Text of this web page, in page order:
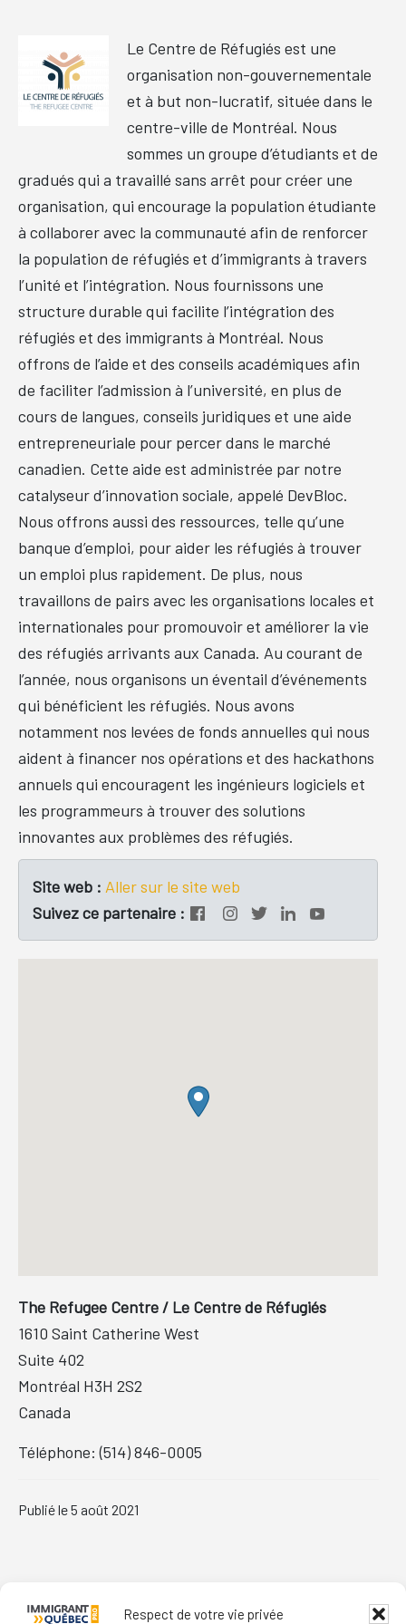
Respect de votre vie privée
Le Centre de Réfugiés est une
organisation non-gouvernementale
et à but non-lucratif, située dans le
centre-ville de Montréal. Nous
sommes un groupe d’étudiants et de
gradués qui a travaillé sans arrêt pour créer une
organisation, qui encourage la population étudiante
à collaborer avec la communauté afin de renforcer
la population de réfugiés et d’immigrants à travers
l’unité et l’intégration. Nous fournissons une
structure durable qui facilite l’intégration des
réfugiés et des immigrants à Montréal. Nous
offrons de l’aide et des conseils académiques afin
de faciliter l’admission à l’université, en plus de
cours de langues, conseils juridiques et une aide
entrepreneuriale pour percer dans le marché
canadien. Cette aide est administrée par notre
catalyseur d’innovation sociale, appelé DevBloc.
Nous offrons aussi des ressources, telle qu’une
banque d’emploi, pour aider les réfugiés à trouver
un emploi plus rapidement. De plus, nous
travaillons de pairs avec les organisations locales et
internationales pour promouvoir et améliorer la vie
des réfugiés arrivants aux Canada. Au courant de
l’année, nous organisons un éventail d’événements
qui bénéficient les réfugiés. Nous avons
notamment nos levées de fonds annuelles qui nous
aident à financer nos opérations et des hackathons
annuels qui encouragent les ingénieurs logiciels et
les programmeurs à trouver des solutions
innovantes aux problèmes des réfugiés.
Site web : Aller sur le site web
Suivez ce partenaire :
The Refugee Centre / Le Centre de Réfugiés
1610 Saint Catherine West
Suite 402
Montréal H3H 2S2
Canada
Téléphone:(514) 846-0005
Publié le5 août 2021
Sidebar